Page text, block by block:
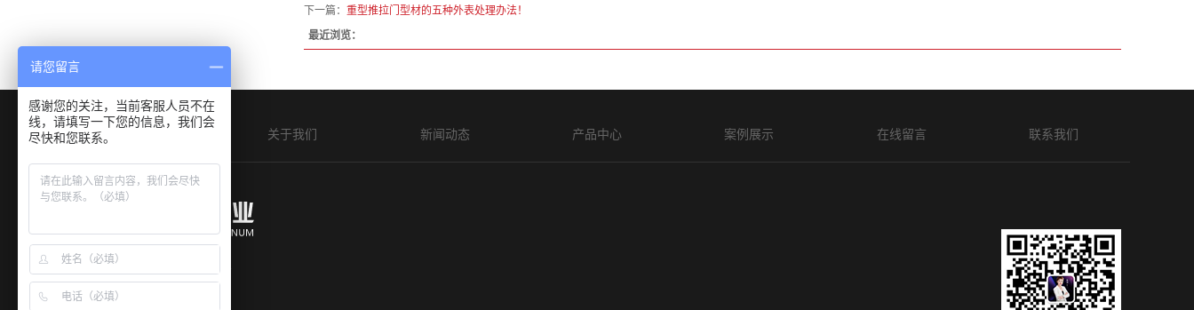
下一篇： 重型推拉门型材的五种外表处理办法！
最近浏览：
关于我们 新闻动态 产品中心 案例展示 在线留言 联系我们
电话：0757-85226691 85226692
请您留言
感谢您的关注，当前客服人员不在
线，请填写一下您的信息，我们会
尽快和您联系。